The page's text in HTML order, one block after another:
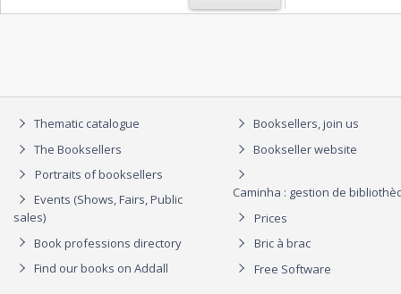
Thematic catalogue
The Booksellers
Portraits of booksellers
Events (Shows, Fairs, Public
sales)
Book professions directory
Find our books on Addall
Booksellers, join us
Bookseller website
Caminha : gestion de
Prices
Bric à brac
Free Software